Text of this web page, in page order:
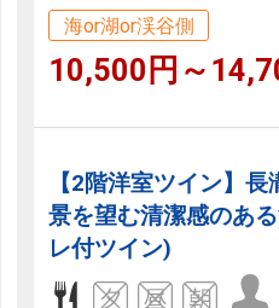
海or湖or渓谷側
10,500円～
【2階洋室ツイン】
景を望む清潔感のあ
レ付ツイン)